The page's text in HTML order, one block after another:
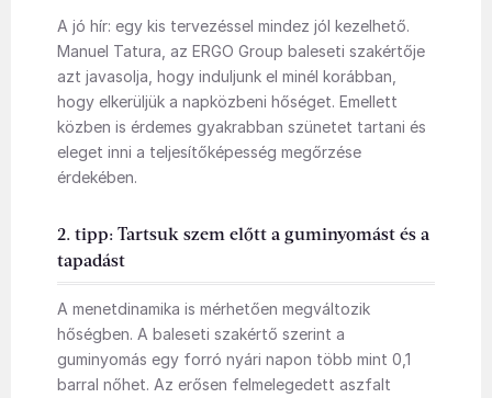
A jó hír: egy kis tervezéssel mindez jól kezelhető.
Manuel Tatura, az ERGO Group baleseti szakértője
azt javasolja, hogy induljunk el minél korábban,
hogy elkerüljük a napközbeni hőséget. Emellett
közben is érdemes gyakrabban szünetet tartani és
eleget inni a teljesítőképesség megőrzése
érdekében.
2. tipp: Tartsuk szem előtt a guminyomást és a
tapadást
A menetdinamika is mérhetően megváltozik
hőségben. A baleseti szakértő szerint a
guminyomás egy forró nyári napon több mint 0,1
barral nőhet. Az erősen felmelegedett aszfalt